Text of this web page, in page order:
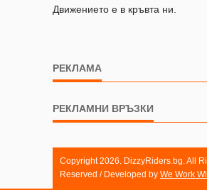
Движението е в кръвта ни.
РЕКЛАМА
РЕКЛАМНИ ВРЪЗКИ
Copyright 2026. DizzyRiders.bg. All
Reserved / Developed by We Work